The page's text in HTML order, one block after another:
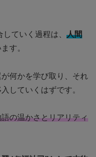
していく過程は、 人間
す。
何かを学び取り、それ
していくはずです。
語の温かさとリアリティ